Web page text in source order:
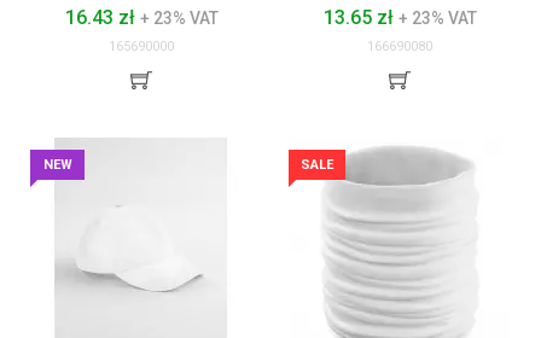
16.43 zł + 23% VAT
165690000
13.65 zł + 23% VAT
166690080
NEW SALE